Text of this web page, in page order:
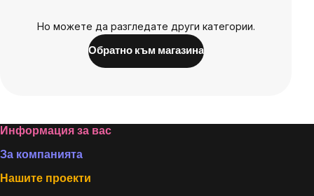
Но можете да разгледате други категории.
Обратно към магазина
Footer
Информация за вас
За компанията
Нашите проекти